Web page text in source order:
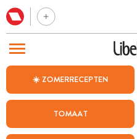
☀️ ZOMERRECEPTEN
TOMAAT
BEZOEK ONZE ANDERE WEBSITES
WEEKMENU